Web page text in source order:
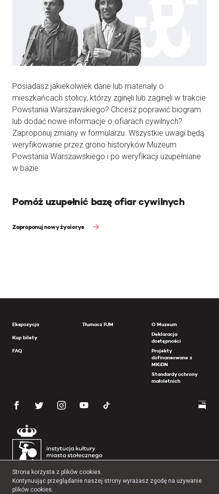
Posiadasz jakiekolwiek dane lub materiały o
mieszkańcach stolicy, którzy zginęli lub zaginęli w trakcie
Powstania Warszawskiego? Chcesz poprawić biogram
lub dodać nowe informacje o ofiarach cywilnych?
Zaproponuj zmiany w formularzu. Wszystkie uwagi będą
weryfikowanie przez grono historyków Muzeum
Powstania Warszawskiego i po weryfikacji uzupełniane
w bazie
Pomóż uzupełnić bazę ofiar cywilnych
Zaproponuj nowy życiorys
Ekspozycja
Kup bilety
FAQ
Tłumacz PJM
O Muzeum
Deklaracja
dostępności
Projekty
dofinansowane z
MKiDN
Standardy ochrony
małoletnich
Strona korzysta z plików cookies.
Kontynuując przeglądanie naszej strony wyrażasz zgodę na używanie
plików cookies.